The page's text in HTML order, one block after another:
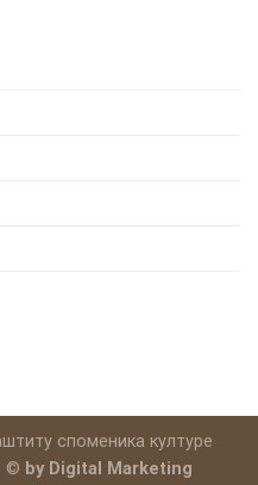
споменика културе
© by Digital Marketing